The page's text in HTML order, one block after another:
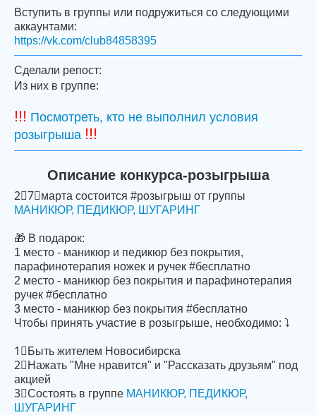
Вступить в группы или подружиться со следующими
аккаунтами:
https://vk.com/club84858395
Сделали репост:
Из них в группе:
!!! Посмотреть, кто не выполнил условия
розыгрыша !!!
Описание конкурса-розыгрыша
2⃣7⃣марта состоится #розыгрыш от группы
МАНИКЮР, ПЕДИКЮР, ШУГАРИНГ
🎁 В подарок:
1 место - маникюр и педикюр без покрытия,
парафинотерапия ножек и ручек #бесплатно
2 место - маникюр без покрытия и парафинотерапия
ручек #бесплатно
3 место - маникюр без покрытия #бесплатно
Чтобы принять участие в розыгрыше, необходимо: ⤵
1⃣Быть жителем Новосибирска
2⃣Нажать "Мне нравится" и "Рассказать друзьям" под
акцией
3⃣Состоять в группе МАНИКЮР, ПЕДИКЮР,
ШУГАРИНГ